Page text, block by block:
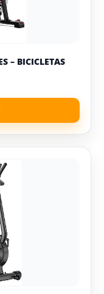
– BICICLETAS